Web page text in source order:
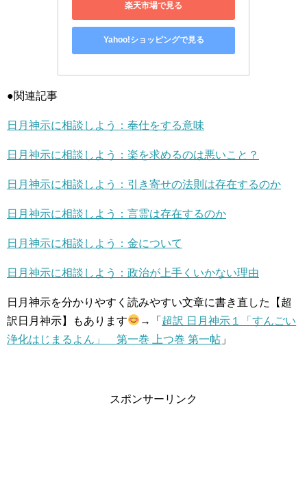
楽天市場で見る
Yahoo!ショッピングで見る
●関連記事
日月神示に相談しよう：奉仕をする意味
日月神示に相談しよう：楽を求めるのは悪いこと？
日月神示に相談しよう：引き寄せの法則は存在するのか
日月神示に相談しよう：言霊は存在するのか
日月神示に相談しよう：金について
日月神示に相談しよう：政治が上手くいかない理由
日月神示を分かりやすく読みやすい文章に書き直した【超
訳日月神示】もあります
→「 超訳 日月神示１「すんごい
浄化はじまるよん」 第一巻 上つ巻 第一帖 」
スポンサーリンク